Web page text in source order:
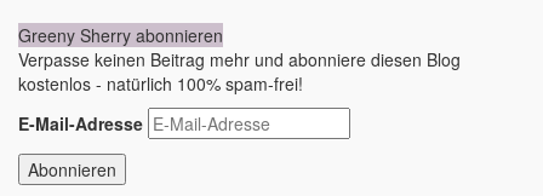
Greeny Sherry abonnieren
Verpasse keinen Beitrag mehr und abonniere diesen Blog
kostenlos - natürlich 100% spam-frei!
E-Mail-Adresse
Abonnieren